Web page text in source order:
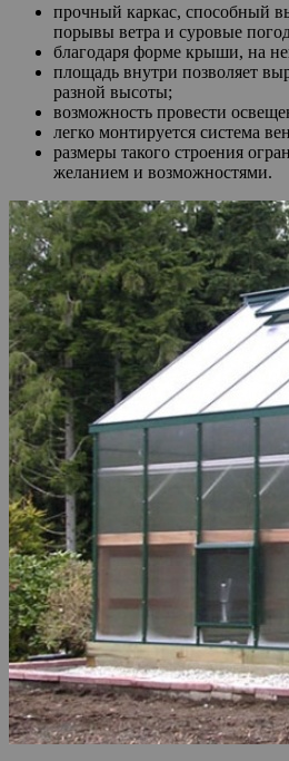
прочный каркас, способный
порывы ветра и суровые
благодаря форме крыши, на
площадь внутри позволяет
разной высоты;
возможность провести
легко монтируется система
размеры такого строения
желанием и возможностями.